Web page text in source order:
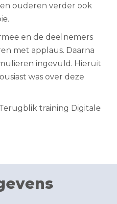
ouderen verder ook
en de deelnemers
met applaus. Daarna
ingevuld. Hieruit
was over deze
training Digitale